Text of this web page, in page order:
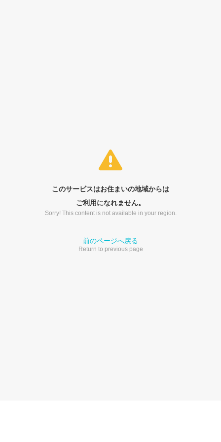
このサービスはお住まいの地域からは
ご利用になれません。
Sorry! This content is not available in your region.
前のページへ戻る
Return to previous page